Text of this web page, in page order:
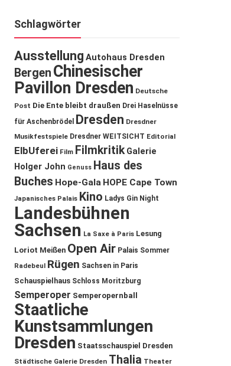
Schlagwörter
Ausstellung Autohaus Dresden
Bergen Chinesischer
Pavillon Dresden Deutsche
Post Die Ente bleibt draußen Drei Haselnüsse
für Aschenbrödel
Dresden Dresdner
Musikfestspiele Dresdner WEITSICHT Editorial
ElbUferei Film Filmkritik Galerie
Holger John Genuss Haus des
Buches Hope-Gala HOPE Cape Town
Japanisches Palais Kino Ladys Gin Night
Landesbühnen
Sachsen La Saxe à Paris Lesung
Loriot Meißen Open Air Palais Sommer
Radebeul Rügen Sachsen in Paris
Schauspielhaus Schloss Moritzburg
Semperoper Semperopernball
Staatliche
Kunstsammlungen
Dresden Staatsschauspiel Dresden
Städtische Galerie Dresden Thalia Theater